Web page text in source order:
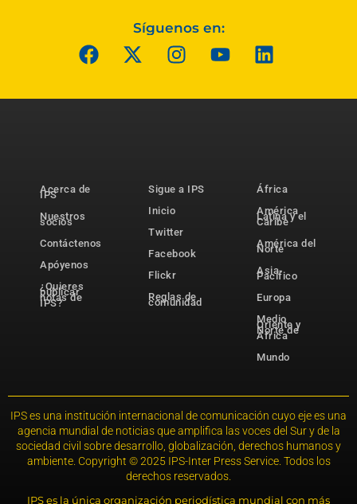
Síguenos en:
Acerca de
IPS
Nuestros
socios
Contáctenos
Apóyenos
¿Quieres
publicar
notas de
IPS?
Sigue a IPS
Inicio
Twitter
Facebook
Flickr
Reglas de
comunidad
África
América
Latina y el
Caribe
América del
Norte
Asia-
Pacífico
Europa
Medio
Oriente y
Norte de
África
Mundo
IPS es una institución internacional de comunicación cuyo eje es una
agencia mundial de noticias que amplifica las voces del Sur y de la
sociedad civil sobre desarrollo, globalización, derechos humanos y
ambiente. Copyright © 2025 IPS-Inter Press Service. Todos los
derechos reservados.
IPS es la única organización periodística mundial con más